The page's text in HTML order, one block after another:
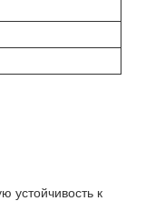
устойчивость к